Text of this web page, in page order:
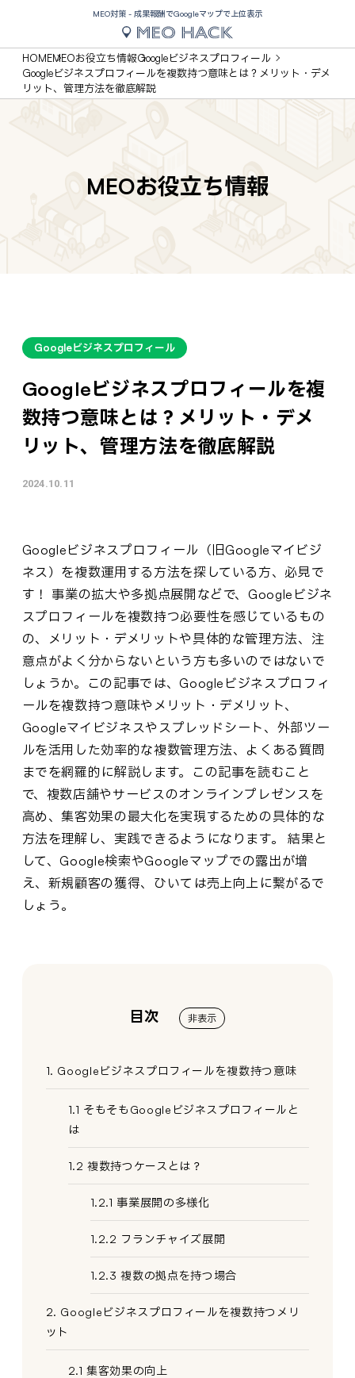
MEO対策 - 成果報酬でGoogleマップで上位表示
HOMEMEOお役立ち情報Googleビジネスプロフィール
Googleビジネスプロフィールを複数持つ意味とは？メリット・デメ
リット、管理方法を徹底解説
MEOお役立ち情報
Googleビジネスプロフィール
Googleビジネスプロフィールを複
数持つ意味とは？メリット・デメ
リット、管理方法を徹底解説
2024.10.11
Googleビジネスプロフィール（旧Googleマイビジ
ネス）を複数運用する方法を探している方、必見で
す！ 事業の拡大や多拠点展開などで、Googleビジネ
スプロフィールを複数持つ必要性を感じているもの
の、メリット・デメリットや具体的な管理方法、注
意点がよく分からないという方も多いのではないで
しょうか。この記事では、Googleビジネスプロフィ
ールを複数持つ意味やメリット・デメリット、
Googleマイビジネスやスプレッドシート、外部ツー
ルを活用した効率的な複数管理方法、よくある質問
までを網羅的に解説します。この記事を読むこと
で、複数店舗やサービスのオンラインプレゼンスを
高め、集客効果の最大化を実現するための具体的な
方法を理解し、実践できるようになります。 結果と
して、Google検索やGoogleマップでの露出が増
え、新規顧客の獲得、ひいては売上向上に繋がるで
しょう。
目次 非表示
1. Googleビジネスプロフィールを複数持つ意味
1.1 そもそもGoogleビジネスプロフィールと
は
1.2 複数持つケースとは？
1.2.1 事業展開の多様化
1.2.2 フランチャイズ展開
1.2.3 複数の拠点を持つ場合
2. Googleビジネスプロフィールを複数持つメリ
ット
2.1 集客効果の向上